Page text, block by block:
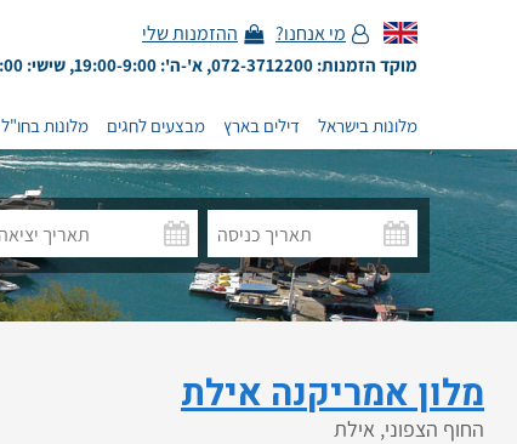
מי אנחנו? ההזמנות שלי
מוקד הזמנות: 072-3712200, א'-ה': 19:00-9:00, שישי: 13:00-9:00
מלונות בישראל דילים בארץ מבצעים לחגים מלונות בחו"ל
מלון אמריקנה אילת
החוף הצפוני, אילת